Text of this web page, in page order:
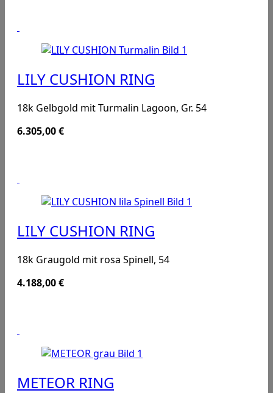
LILY CUSHION RING
18k Gelbgold mit Turmalin Lagoon, Gr. 54
6.305,00€
LILY CUSHION RING
18k Graugold mit rosa Spinell, 54
4.188,00€
METEOR RING